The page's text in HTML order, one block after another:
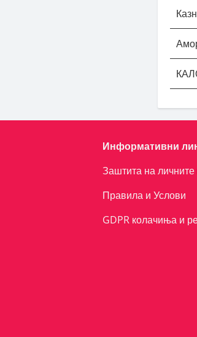
Информативни
Заштита на личните
Правила и Услови
GDPR колачиња и